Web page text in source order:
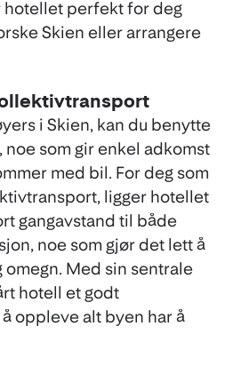
hotellet perfekt for deg
Skien eller arrangere
i Skien, kan du benytte
noe som gir enkel adkomst
med bil. For deg som
ligger hotellet
gangavstand til både
noe som gjør det lett å
omegn. Med sin sentrale
hotell et godt
oppleve alt byen har å